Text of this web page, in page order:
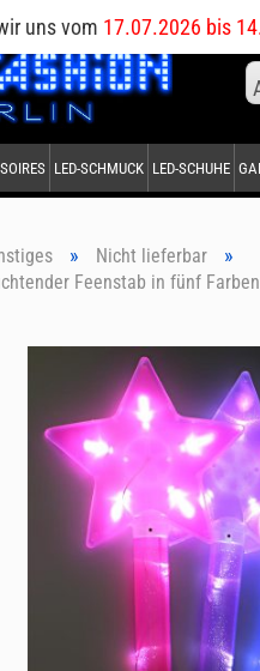
uns vom 17.07.2026 bis
LED-SCHMUCK LED-SCHUHE
» Nicht lieferbar »
Feenstab in fünf